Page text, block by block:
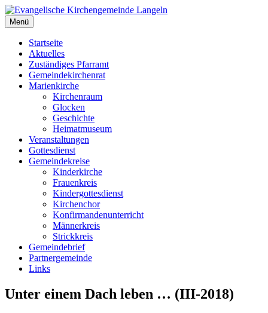
Zum
Inhalt
springen
Evangelische Kirchengemeinde Langeln
Evangelische Kirchengemeinde Langeln
Menü
Startseite
Aktuelles
Zuständiges Pfarramt
Gemeindekirchenrat
Marienkirche
Kirchenraum
Glocken
Geschichte
Heimatmuseum
Veranstaltungen
Gottesdienst
Gemeindekreise
Kinderkirche
Frauenkreis
Kindergottesdienst
Kirchenchor
Konfirmandenunterricht
Männerkreis
Strickkreis
Gemeindebrief
Partnergemeinde
Links
Unter einem Dach leben … (III-2018)